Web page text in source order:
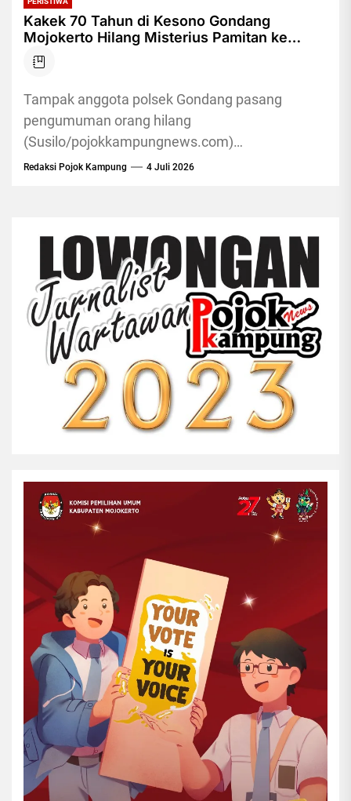
Kakek 70 Tahun di Kesono Gondang
Mojokerto Hilang Misterius Pamitan ke
Sawah 2 Hari Tak Kembali
Tampak anggota polsek Gondang pasang
pengumuman orang hilang
(Susilo/pojokkampungnews.com)
Pojokkampung, MOJOKERTO - Warga Desa
Redaksi Pojok Kampung 4 Juli 2026